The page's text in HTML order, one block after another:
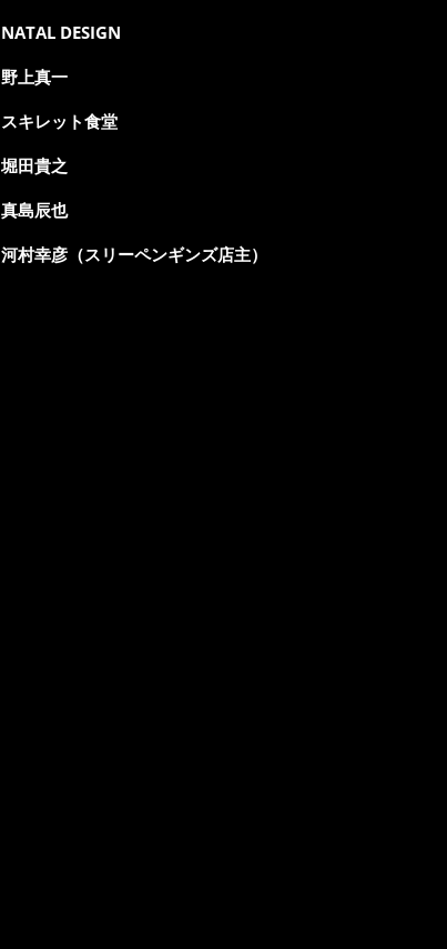
NATAL DESIGN
野上真一
スキレット食堂
堀田貴之
真島辰也
河村幸彦（スリーペンギンズ店主）